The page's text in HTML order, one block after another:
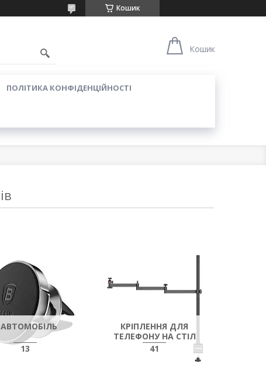
Кошик
Кошик
ПОЛІТИКА КОНФІДЕНЦІЙНОСТІ
АВТОМОБІЛЬ
13
КРІПЛЕННЯ ДЛЯ
ТЕЛЕФОНУ НА СТІЛ
41